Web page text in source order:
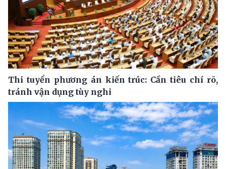
Thi tuyển phương án kiến trúc: Cần tiêu chí rõ,
tránh vận dụng tùy nghi